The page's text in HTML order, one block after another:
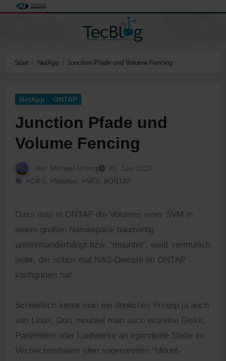
Start NetApp Junction Pfade und Volume Fencing
NetApp ONTAP
Junction Pfade und
Volume Fencing
Von Michael Drüing
30. Juni 2025
#CIFS, #NetApp #NFS, #ONTAP
Dass man in ONTAP die Volumes einer SVM in
einem großen Namespace baumartig
untereinanderhängt bzw. “mountet”, weiß vermutlich
jeder, der schon mal NAS-Dienste im ONTAP
konfiguriert hat.
Schließlich kennt man ein ähnliches Prinzip ja auch
von Linux. Dort mountet man auch einzelne Disks,
Partitionen oder Laufwerke an irgendeine Stelle im
Verzeichnisbaum (den sogenannten “Mount-